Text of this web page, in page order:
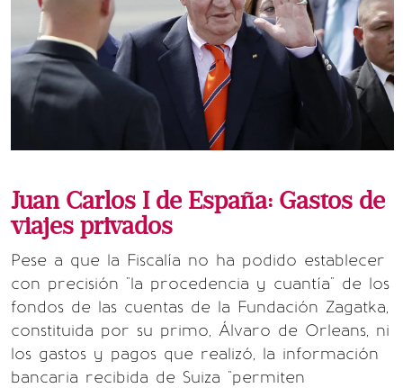
Juan Carlos I de España: Gastos de
viajes privados
Pese a que la Fiscalía no ha podido establecer
con precisión "la procedencia y cuantía" de los
fondos de las cuentas de la Fundación Zagatka,
constituida por su primo, Álvaro de Orleans, ni
los gastos y pagos que realizó, la información
bancaria recibida de Suiza "permiten